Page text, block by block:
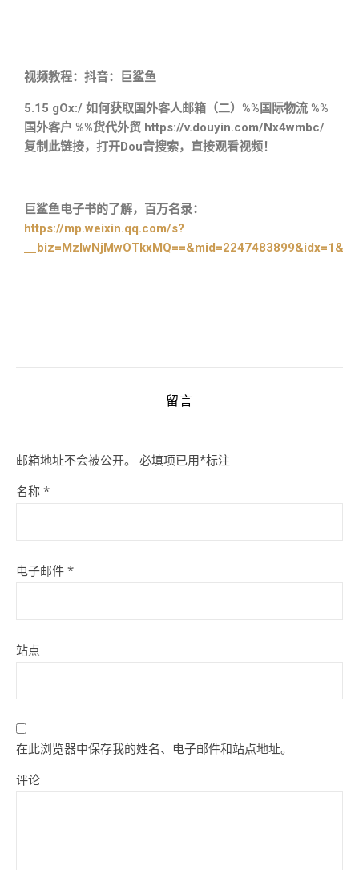
视频教程：抖音：巨鲨鱼
5.15 gOx:/ 如何获取国外客人邮箱（二）%%国际物流 %%
国外客户 %%货代外贸 https://v.douyin.com/Nx4wmbc/
复制此链接，打开Dou音搜索，直接观看视频！
巨鲨鱼电子书的了解，百万名录：
https://mp.weixin.qq.com/s?
留言
邮箱地址不会被公开。 必填项已用*标注
名称 *
电子邮件 *
站点
在此浏览器中保存我的姓名、电子邮件和站点地址。
评论